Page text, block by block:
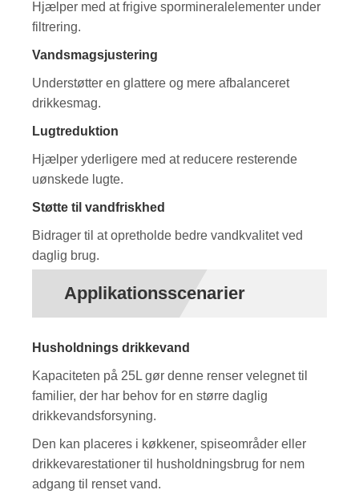
Hjælper med at frigive spormineralelementer under
filtrering.
Vandsmagsjustering
Understøtter en glattere og mere afbalanceret
drikkesmag.
Lugtreduktion
Hjælper yderligere med at reducere resterende
uønskede lugte.
Støtte til vandfriskhed
Bidrager til at opretholde bedre vandkvalitet ved
daglig brug.
Applikationsscenarier
Husholdnings drikkevand
Kapaciteten på 25L gør denne renser velegnet til
familier, der har behov for en større daglig
drikkevandsforsyning.
Den kan placeres i køkkener, spiseområder eller
drikkevarestationer til husholdningsbrug for nem
adgang til renset vand.